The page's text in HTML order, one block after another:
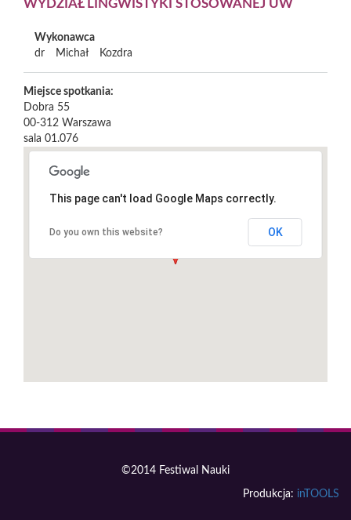
WYDZIAŁ LINGWISTYKI STOSOWANEJ UW
Wykonawca
dr
Michał Kozdra
Miejsce spotkania:
Dobra 55
00-312 Warszawa
sala 01.076
This page can't load Google Maps correctly.
Do you own this website? OK
©2014 Festiwal Nauki
Produkcja: inTOOLS